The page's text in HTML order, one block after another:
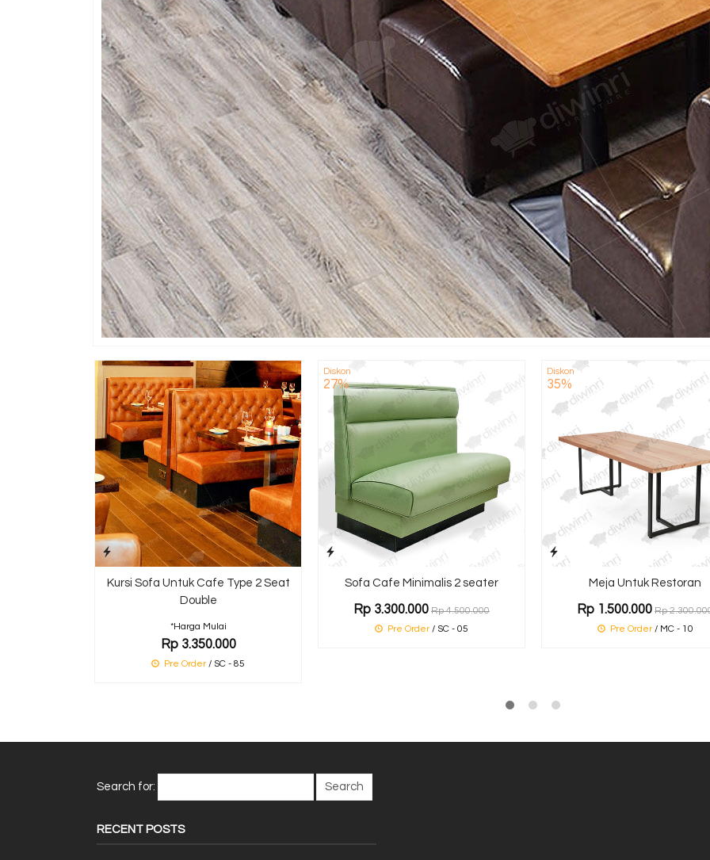
Kursi Sofa Untuk Cafe Type 2 Seat
Double
*Harga Mulai
Rp 3.350.000
Pre Order/ SC - 85
Diskon
27%
Sofa Cafe Minimalis 2 seater
Rp 3.300.000 Rp 4.500.000
Pre Order/ SC - 05
Diskon
35%
Meja Untuk Restoran
Rp 1.500.000 Rp
Pre Order/ MC - 10
Search for:
RECENT POSTS